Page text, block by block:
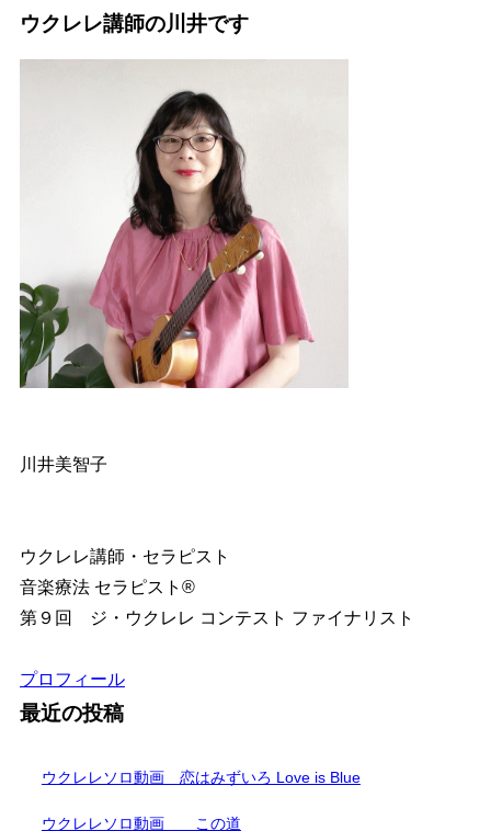
ウクレレ講師の川井です
川井美智子
ウクレレ講師・セラピスト
音楽療法 セラピスト®︎
第９回 ジ・ウクレレ コンテスト ファイナリスト
プロフィール
最近の投稿
ウクレレソロ動画 恋はみずいろ Love is Blue
ウクレレソロ動画 この道